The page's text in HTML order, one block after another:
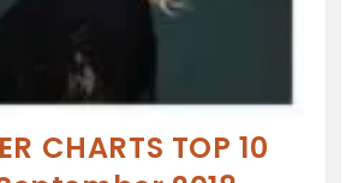
CHARTS TOP 10